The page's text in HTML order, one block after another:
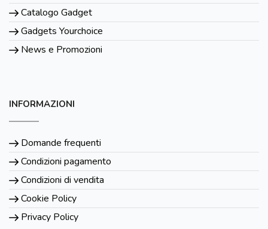
Catalogo Gadget
Gadgets Yourchoice
News e Promozioni
INFORMAZIONI
Domande frequenti
Condizioni pagamento
Condizioni di vendita
Cookie Policy
Privacy Policy